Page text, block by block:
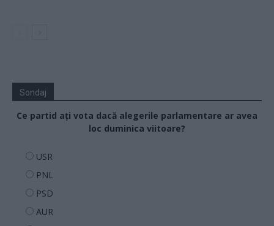
Sondaj
Ce partid ați vota dacă alegerile parlamentare ar avea
loc duminica viitoare?
USR
PNL
PSD
AUR